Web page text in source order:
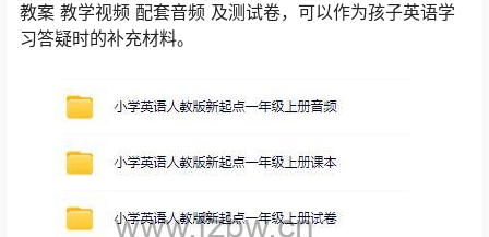
教案 教学视频 配套音频 及测试卷，可以作为孩子英语学
习答疑时的补充材料。